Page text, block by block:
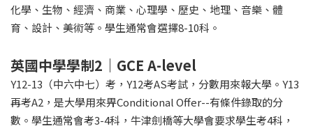
化學、生物、經濟、商業、心理學、歷史、地理、音樂、體
育、設計、美術等。學生通常會選擇8-10科。
英國中學學制2｜GCE A-level
Y12-13（中六中七）考，Y12考AS考試，分數用來報大學。Y13
再考A2，是大學用來畀Conditional Offer--有條件錄取的分
數。學生通常會考3-4科，牛津劍橋等大學會要求學生考4科，